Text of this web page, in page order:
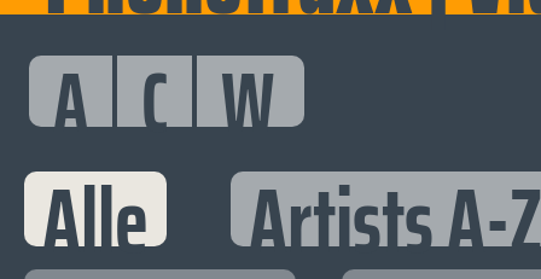
A C W
Alle Artists A-Z